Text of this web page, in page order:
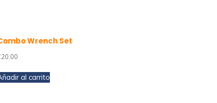
Wrench Set
20.00
al carrito